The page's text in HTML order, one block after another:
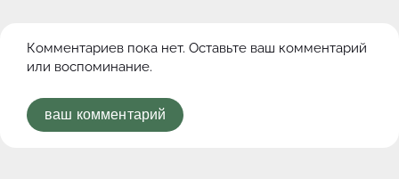
Комментариев пока нет. Оставьте ваш комментарий
или воспоминание.
ваш комментарий